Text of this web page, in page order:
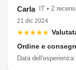
Carla
IT • 2
21 dic 2024
★★★★★
Ordine e
Data